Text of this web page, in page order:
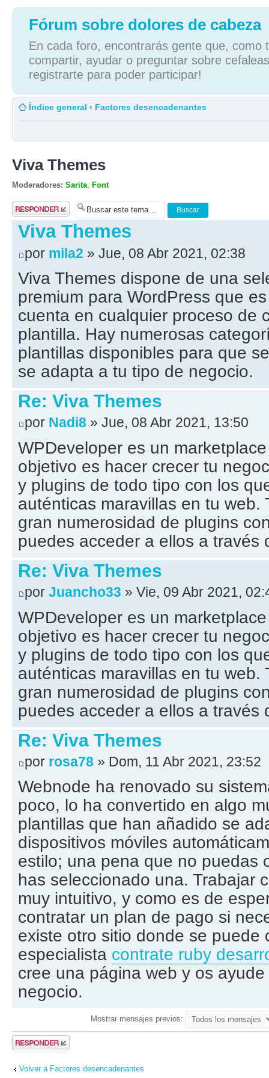
Fórum sobre dolores de cabeza
En cada foro, encontrarás gente que, como
compartir, ayudar o preguntar sobre
registrarte para poder participar!
Índice general ‹ Factores desencadenantes
Viva Themes
Moderadores: Sarita Font
Publicar una
respuesta
Viva Themes
por mila2 » Jue, 08 Abr 2021, 02:38
Viva Themes dispone de una
premium para WordPress que
cuenta en cualquier proceso de
plantilla. Hay numerosas
plantillas disponibles para que
se adapta a tu tipo de negocio.
Re: Viva Themes
por Nadi8 » Jue, 08 Abr 2021, 13:50
WPDeveloper es un
objetivo es hacer crecer tu
y plugins de todo tipo con los
auténticas maravillas en tu web.
gran numerosidad de plugins
puedes acceder a ellos a través
Re: Viva Themes
por Juancho33 » Vie, 09 Abr 2021,
WPDeveloper es un
objetivo es hacer crecer tu
y plugins de todo tipo con los
auténticas maravillas en tu web.
gran numerosidad de plugins
puedes acceder a ellos a través
Re: Viva Themes
por rosa78 » Dom, 11 Abr 2021, 23:52
Webnode ha renovado su
poco, lo ha convertido en algo
plantillas que han añadido se
dispositivos móviles
estilo; una pena que no puedas
has seleccionado una. Trabajar
muy intuitivo, y como es de
contratar un plan de pago si
existe otro sitio donde se puede
especialista contrate ruby
cree una página web y os
negocio.
Mostrar mensajes previos:
Publicar una
respuesta
Volver a Factores desencadenantes